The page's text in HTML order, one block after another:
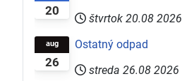
20
štvrtok 20.08 2026
26
aug
Ostatný odpad
streda 26.08 2026